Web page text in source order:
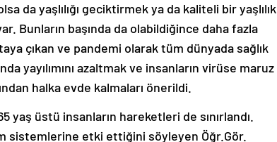
da yaşlılığı geciktirmek ya da kaliteli bir yaşlılık
Bunların başında da olabildiğince daha fazla
çıkan ve pandemi olarak tüm dünyada sağlık
yayılımını azaltmak ve insanların virüse maruz
halka evde kalmaları önerildi.
yaş üstü insanların hareketleri de sınırlandı.
sistemlerine etki ettiğini söyleyen Öğr.Gör.